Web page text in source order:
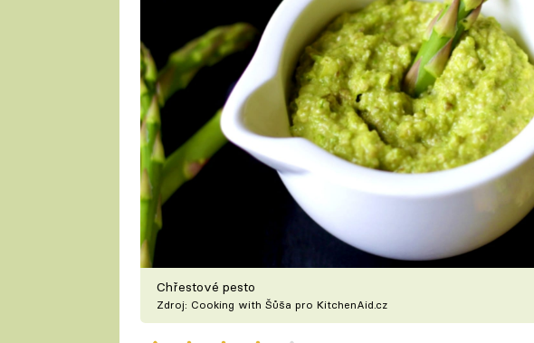
Chřestové pesto
Zdroj: Cooking with Šůša pro KitchenAid.cz